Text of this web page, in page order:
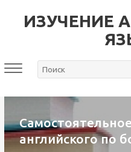
ИЗУЧЕНИЕ
английского по